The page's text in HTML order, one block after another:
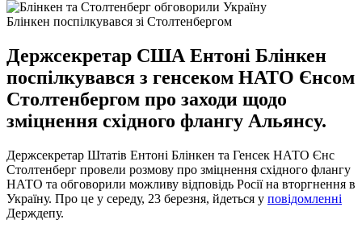
Блінкен поспілкувався зі Столтенбергом
Держсекретар США Ентоні Блінкен
поспілкувався з генсеком НАТО Єнсом
Столтенбергом про заходи щодо
зміцнення східного флангу Альянсу.
Держсекретар Штатів Ентоні Блінкен та Генсек НАТО Єнс
Столтенберг провели розмову про зміцнення східного флангу
НАТО та обговорили можливу відповідь Росії на вторгнення в
Україну. Про це у середу, 23 березня, йдеться у повідомленні
Держдепу.